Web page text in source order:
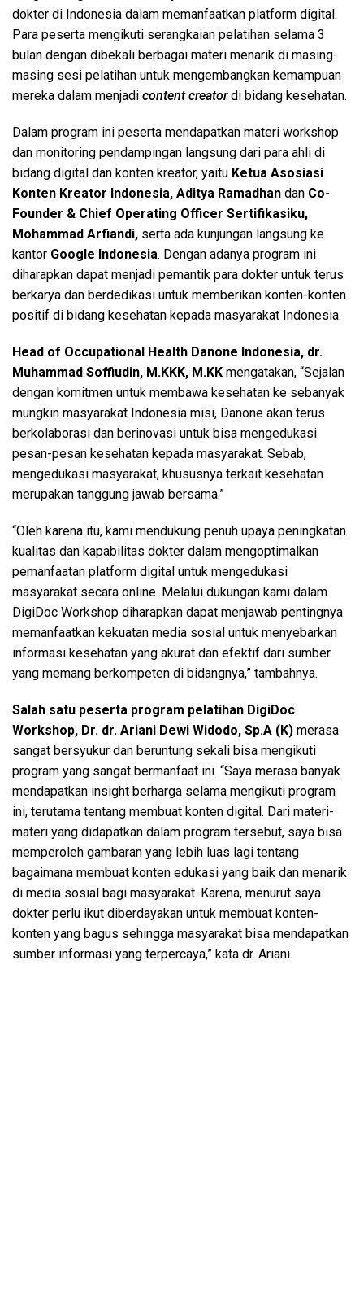
dokter di Indonesia dalam memanfaatkan platform digital.
Para peserta mengikuti serangkaian pelatihan selama 3
bulan dengan dibekali berbagai materi menarik di masing-
masing sesi pelatihan untuk mengembangkan kemampuan
mereka dalam menjadi content creatordi bidang kesehatan.
Dalam program ini peserta mendapatkan materi workshop
dan monitoring pendampingan langsung dari para ahli di
bidang digital dan konten kreator, yaitu Ketua Asosiasi
Konten Kreator Indonesia, Aditya Ramadhan dan Co-
Founder & Chief Operating Officer Sertifikasiku,
Mohammad Arfiandi, serta ada kunjungan langsung ke
kantor Google Indonesia. Dengan adanya program ini
diharapkan dapat menjadi pemantik para dokter untuk terus
berkarya dan berdedikasi untuk memberikan konten-konten
positif di bidang kesehatan kepada masyarakat Indonesia.
Head of Occupational Health Danone Indonesia, dr.
Muhammad Soffiudin, M.KKK, M.KK mengatakan, “Sejalan
dengan komitmen untuk membawa kesehatan ke sebanyak
mungkin masyarakat Indonesia misi, Danone akan terus
berkolaborasi dan berinovasi untuk bisa mengedukasi
pesan-pesan kesehatan kepada masyarakat. Sebab,
mengedukasi masyarakat, khususnya terkait kesehatan
merupakan tanggung jawab bersama.”
“Oleh karena itu, kami mendukung penuh upaya peningkatan
kualitas dan kapabilitas dokter dalam mengoptimalkan
pemanfaatan platform digital untuk mengedukasi
masyarakat secara online. Melalui dukungan kami dalam
DigiDoc Workshop diharapkan dapat menjawab pentingnya
memanfaatkan kekuatan media sosial untuk menyebarkan
informasi kesehatan yang akurat dan efektif dari sumber
yang memang berkompeten di bidangnya,” tambahnya.
Salah satu peserta program pelatihan DigiDoc
Workshop, Dr. dr. Ariani Dewi Widodo, Sp.A (K) merasa
sangat bersyukur dan beruntung sekali bisa mengikuti
program yang sangat bermanfaat ini. “Saya merasa banyak
mendapatkan insight berharga selama mengikuti program
ini, terutama tentang membuat konten digital. Dari materi-
materi yang didapatkan dalam program tersebut, saya bisa
memperoleh gambaran yang lebih luas lagi tentang
bagaimana membuat konten edukasi yang baik dan menarik
di media sosial bagi masyarakat. Karena, menurut saya
dokter perlu ikut diberdayakan untuk membuat konten-
konten yang bagus sehingga masyarakat bisa mendapatkan
sumber informasi yang terpercaya,” kata dr. Ariani.